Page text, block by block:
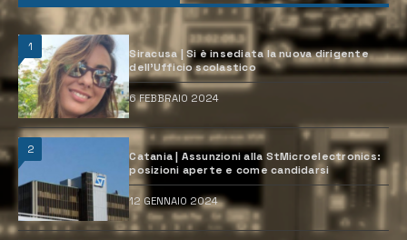
1
Siracusa | Si è insediata la nuova dirigente
dell’Ufficio scolastico
6 FEBBRAIO 2024
2
Catania | Assunzioni alla StMicroelectronics:
posizioni aperte e come candidarsi
12 GENNAIO 2024